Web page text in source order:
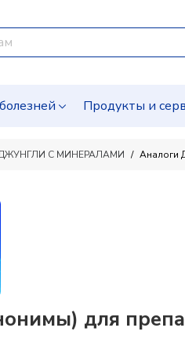
Продукты и
С МИНЕРАЛАМИ
для